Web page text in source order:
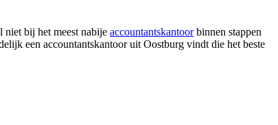
niet bij het meest nabije accountantskantoorbinnen stappen
een accountantskantoor uit Oostburg vindt die het beste